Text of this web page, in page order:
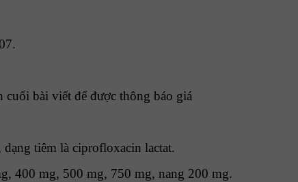
cuối bài viết để được thông báo giá
tiêm là ciprofloxacin lactat.
400 mg, 500 mg, 750 mg, nang 200 mg.